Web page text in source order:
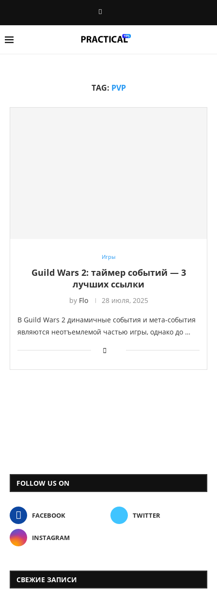
TAG: PVP
Игры
Guild Wars 2: таймер событий — 3
лучших ссылки
by Flo 28 июля, 2025
В Guild Wars 2 динамичные события и мета-события
являются неотъемлемой частью игры, однако до …
FOLLOW US ON
FACEBOOK TWITTER
INSTAGRAM
СВЕЖИЕ ЗАПИСИ